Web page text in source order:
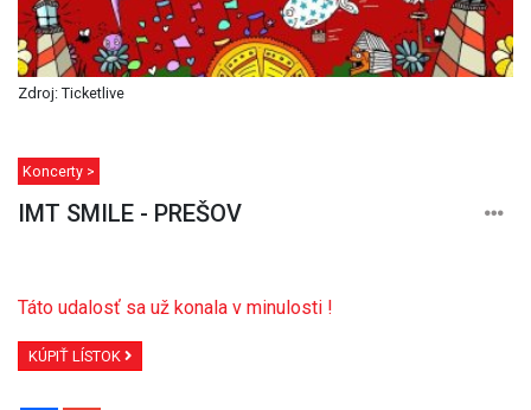
Zdroj: Ticketlive
Koncerty >
IMT SMILE - PREŠOV
Táto udalosť sa už konala v minulosti !
KÚPIŤ LÍSTOK